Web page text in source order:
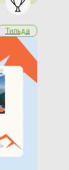
Тильда